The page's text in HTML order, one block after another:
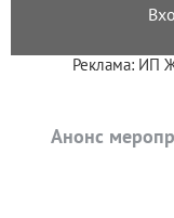
Реклама: ИП
Анонс